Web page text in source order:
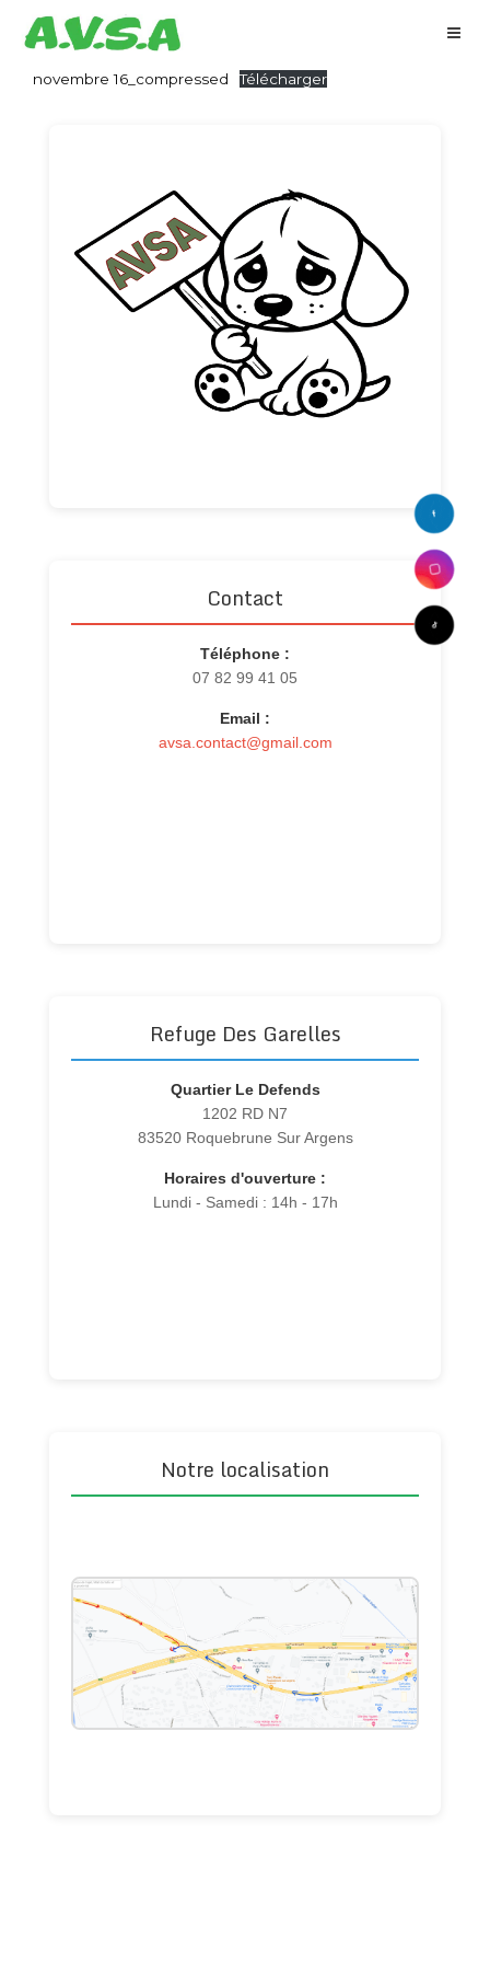
novembre 16_compressed Télécharger
Contact
Téléphone :
07 82 99 41 05
Email :
avsa.contact@gmail.com
Refuge Des Garelles
Quartier Le Defends
1202 RD N7
83520 Roquebrune Sur Argens
Horaires d'ouverture :
Lundi - Samedi : 14h - 17h
Notre localisation